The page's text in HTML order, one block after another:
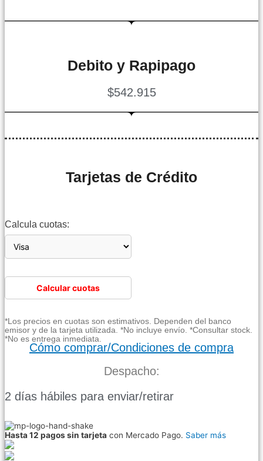
Debito y Rapipago
$542.915
Tarjetas de Crédito
Calcula cuotas:
Calcular cuotas
*Los precios en cuotas son estimativos. Dependen del banco
emisor y de la tarjeta utilizada. *No incluye envío. *Consultar stock.
*No es entrega inmediata.
Cómo comprar/Condiciones de compra
Despacho:
2 días hábiles para enviar/retirar
Hasta 12 pagos sin tarjeta con Mercado Pago. Saber más